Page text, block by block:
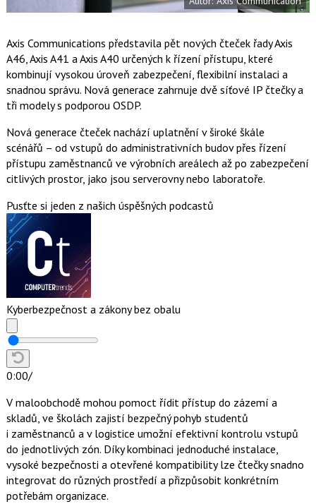
k
u
Axis Communications představila pět nových čteček řady Axis
A46, Axis A41 a Axis A40 určených k řízení přístupu, které
kombinují vysokou úroveň zabezpečení, flexibilní instalaci a
snadnou správu. Nová generace zahrnuje dvě síťové IP čtečky a
tři modely s podporou OSDP.
Nová generace čteček nachází uplatnění v široké škále
scénářů – od vstupů do administrativních budov přes řízení
přístupu zaměstnanců ve výrobních areálech až po zabezpečení
citlivých prostor, jako jsou serverovny nebo laboratoře.
Pusťte si jeden z našich úspěšných podcastů
Kyberbezpečnost a zákony bez obalu
0:00/
V maloobchodě mohou pomoct řídit přístup do zázemí a
skladů, ve školách zajistí bezpečný pohyb studentů
i zaměstnanců a v logistice umožní efektivní kontrolu vstupů
do jednotlivých zón. Díky kombinaci jednoduché instalace,
vysoké bezpečnosti a otevřené kompatibility lze čtečky snadno
integrovat do různých prostředí a přizpůsobit konkrétním
potřebám organizace.